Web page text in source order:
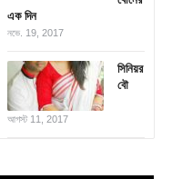
এক দিন
নভে. 19, 2017
সিনিয়র
বৌ
আগস্ট 11, 2017